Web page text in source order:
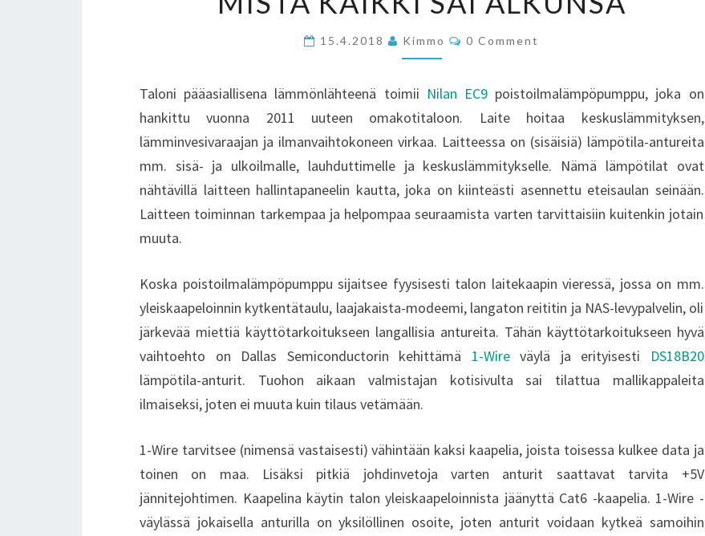
KAIKKI
15.4.2018 Kimmo Comments
0 Comment
Taloni pääasiallisena lämmönlähteenä toimii Nilan EC9poistoilmalämpöpumppu, joka on
hankittu vuonna 2011 uuteen omakotitaloon. Laite hoitaa keskuslämmityksen,
lämminvesivaraajan ja ilmanvaihtokoneen virkaa. Laitteessa on (sisäisiä) lämpötila-antureita
mm. sisä- ja ulkoilmalle, lauhduttimelle ja keskuslämmitykselle. Nämä lämpötilat ovat
nähtävillä laitteen hallintapaneelin kautta, joka on kiinteästi asennettu eteisaulan seinään.
Laitteen toiminnan tarkempaa ja helpompaa seuraamista varten tarvittaisiin kuitenkin jotain
muuta.
Koska poistoilmalämpöpumppu sijaitsee fyysisesti talon laitekaapin vieressä, jossa on mm.
yleiskaapeloinnin kytkentätaulu, laajakaista-modeemi, langaton reititin ja NAS-levypalvelin, oli
järkevää miettiä käyttötarkoitukseen langallisia antureita. Tähän käyttötarkoitukseen hyvä
vaihtoehto on Dallas Semiconductorin kehittämä 1-Wireväylä ja erityisesti
DS18B20
lämpötila-anturit. Tuohon aikaan valmistajan kotisivulta sai tilattua mallikappaleita
ilmaiseksi, joten ei muuta kuin tilaus vetämään.
1-Wire tarvitsee (nimensä vastaisesti) vähintään kaksi kaapelia, joista toisessa kulkee data ja
toinen on maa. Lisäksi pitkiä johdinvetoja varten anturit saattavat tarvita +5V
jännitejohtimen. Kaapelina käytin talon yleiskaapeloinnista jäänyttä Cat6 -kaapelia. 1-Wire -
väylässä jokaisella anturilla on yksilöllinen osoite, joten anturit voidaan kytkeä samoihin